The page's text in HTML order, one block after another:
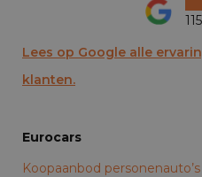
Lees op Google alle
klanten.
Eurocars
Koopaanbod personenauto’s